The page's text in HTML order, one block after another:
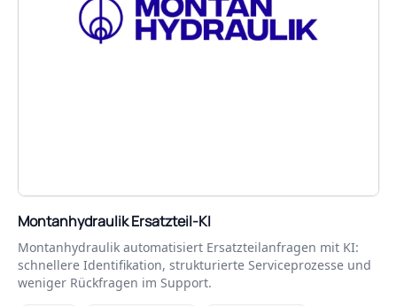
Montanhydraulik Ersatzteil-KI
Montanhydraulik automatisiert Ersatzteilanfragen mit KI:
schnellere Identifikation, strukturierte Serviceprozesse und
weniger Rückfragen im Support.